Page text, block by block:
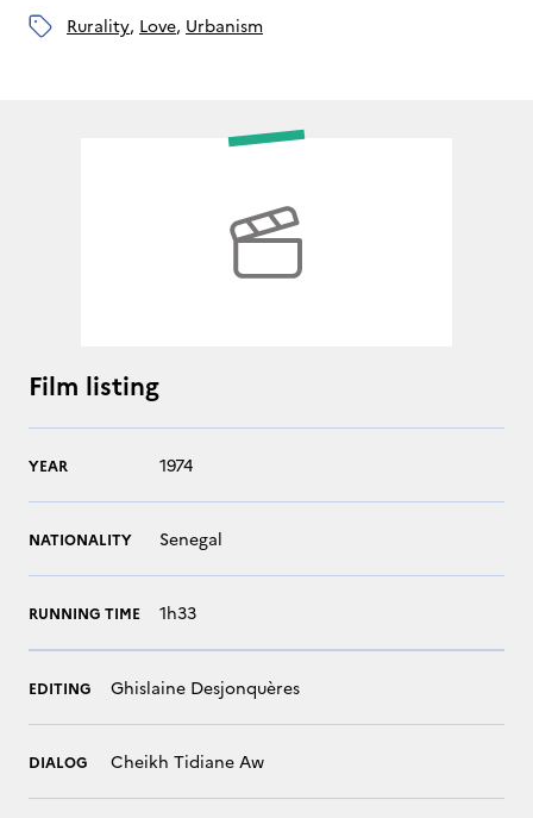
rurality, love, urbanism
Film listing
YEAR 1974
NATIONALITY Senegal
RUNNING TIME 1h33
EDITING Ghislaine Desjonquères
DIALOG Cheikh Tidiane Aw